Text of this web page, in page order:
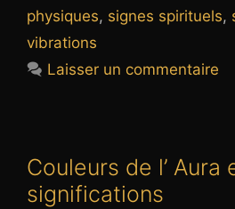
physiques, signes spirituels,
vibrations
Laisser un commentaire
Couleurs de l’ Aura
significations